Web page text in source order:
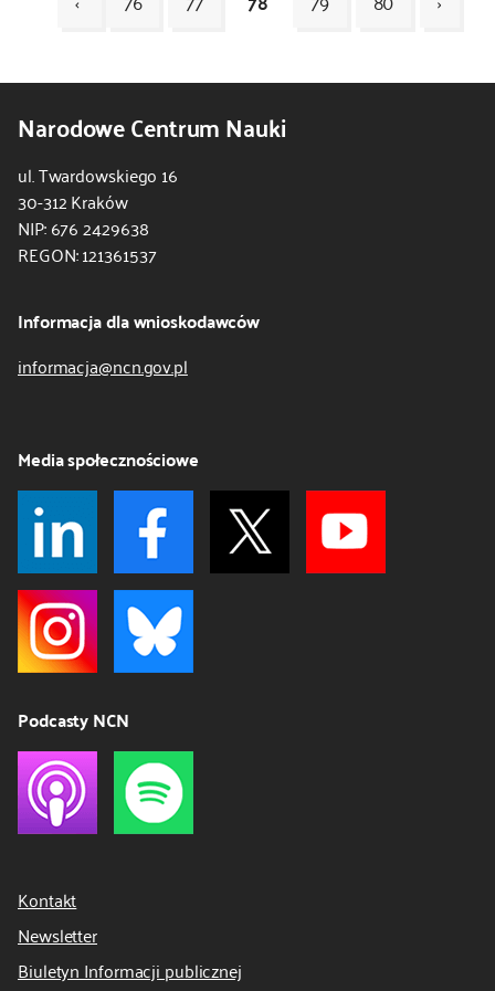
iNarodowe Centrum Nauki
ul. Twardowskiego 16
30-312 Kraków
NIP: 676 2429638
REGON: 121361537
Informacja dla wnioskodawców
informacja@ncn.gov.pl
Media społecznościowe
Podcasty NCN
Kontakt
Newsletter
Biuletyn Informacji publicznej